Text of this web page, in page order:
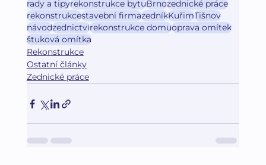
rady a tipyrekonstrukce bytuBrnozednické práce
rekonstrukcestavební firmazedníkKuřimTišnov
návodzednictvírekonstrukce domuoprava omítek
štuková omítka
Rekonstrukce
Ostatní články
Zednické práce